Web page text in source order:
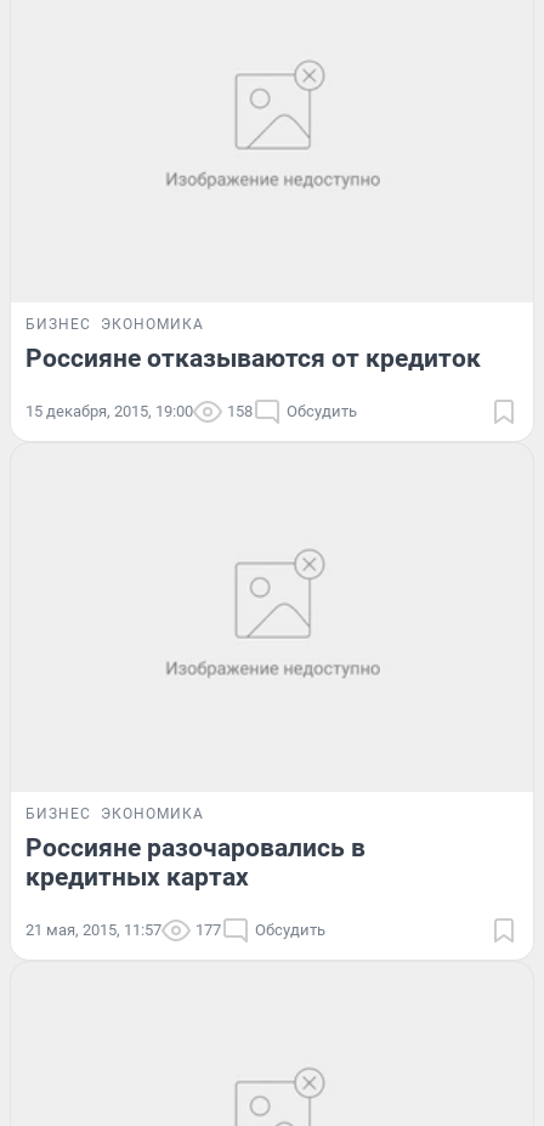
БИЗНЕС ЭКОНОМИКА
Россияне отказываются от кредиток
15 декабря, 2015, 19:00 158 Обсудить
БИЗНЕС ЭКОНОМИКА
Россияне разочаровались в
кредитных картах
21 мая, 2015, 11:57 177 Обсудить